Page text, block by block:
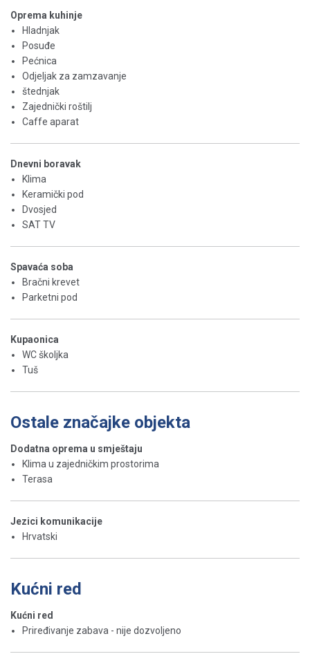
Oprema kuhinje
Hladnjak
Posuđe
Pećnica
Odjeljak za zamzavanje
štednjak
Zajednički roštilj
Caffe aparat
Dnevni boravak
Klima
Keramički pod
Dvosjed
SAT TV
Spavaća soba
Bračni krevet
Parketni pod
Kupaonica
WC školjka
Tuš
Ostale značajke objekta
Dodatna oprema u smještaju
Klima u zajedničkim prostorima
Terasa
Jezici komunikacije
Hrvatski
Kućni red
Kućni red
Priređivanje zabava - nije dozvoljeno